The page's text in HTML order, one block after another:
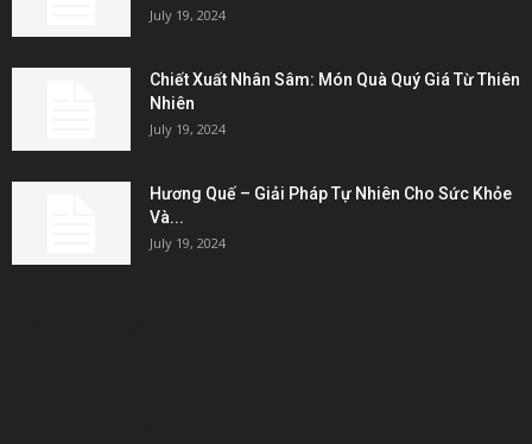
July 19, 2024
Chiết Xuất Nhân Sâm: Món Quà Quý Giá Từ Thiên
Nhiên
July 19, 2024
Hương Quế – Giải Pháp Tự Nhiên Cho Sức Khỏe
Và...
July 19, 2024